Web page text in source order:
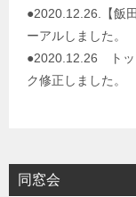
●2020.12.26.【飯
ーアルしました。
●2020.12.26 トッ
ク修正しました。
同窓会